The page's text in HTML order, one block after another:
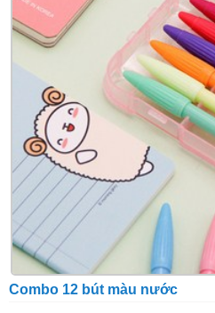
Combo 12 bút màu nước